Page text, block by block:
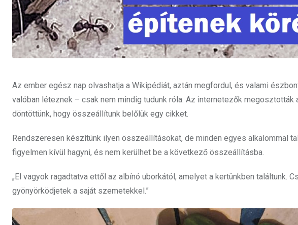
Az ember egész nap olvashatja a Wikipédiát, aztán megfordul, és valami
valóban léteznek – csak nem mindig tudunk róla. Az internetezők
döntöttünk, hogy összeállítunk belőlük egy cikket.
Rendszeresen készítünk ilyen összeállításokat, de minden egyes alkalommal
figyelmen kívül hagyni, és nem kerülhet be a következő összeállításba.
„El vagyok ragadtatva ettől az albínó uborkától, amelyet a kertünkben találtunk.
gyönyörködjetek a saját szemetekkel.”